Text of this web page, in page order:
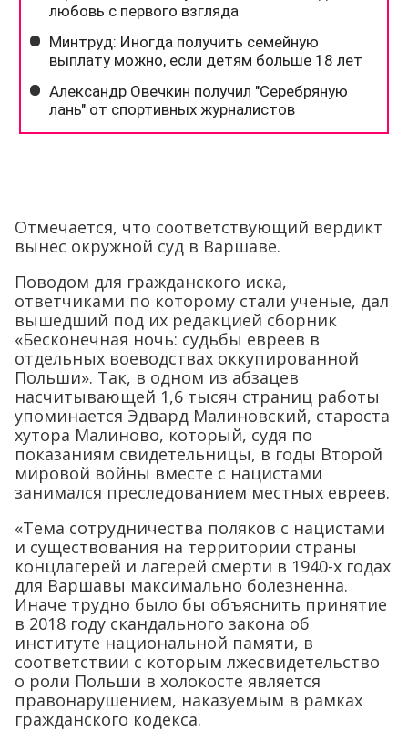
Отмечается, что соответствующий вердикт
вынес окружной суд в Варшаве.
Поводом для гражданского иска,
ответчиками по которому стали ученые, дал
вышедший под их редакцией сборник
«Бесконечная ночь: судьбы евреев в
отдельных воеводствах оккупированной
Польши». Так, в одном из абзацев
насчитывающей 1,6 тысяч страниц работы
упоминается Эдвард Малиновский, староста
хутора Малиново, который, судя по
показаниям свидетельницы, в годы Второй
мировой войны вместе с нацистами
занимался преследованием местных евреев.
«Тема сотрудничества поляков с нацистами
и существования на территории страны
концлагерей и лагерей смерти в 1940-х годах
для Варшавы максимально болезненна.
Иначе трудно было бы объяснить принятие
в 2018 году скандального закона об
институте национальной памяти, в
соответствии с которым лжесвидетельство
о роли Польши в холокосте является
правонарушением, наказуемым в рамках
гражданского кодекса.